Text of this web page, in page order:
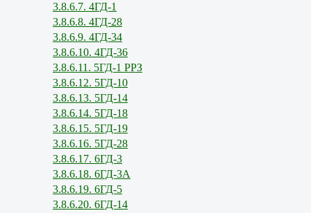
3.8.6.7. 4ГД-1
3.8.6.8. 4ГД-28
3.8.6.9. 4ГД-34
3.8.6.10. 4ГД-36
3.8.6.11. 5ГД-1 РРЗ
3.8.6.12. 5ГД-10
3.8.6.13. 5ГД-14
3.8.6.14. 5ГД-18
3.8.6.15. 5ГД-19
3.8.6.16. 5ГД-28
3.8.6.17. 6ГД-3
3.8.6.18. 6ГД-3А
3.8.6.19. 6ГД-5
3.8.6.20. 6ГД-14